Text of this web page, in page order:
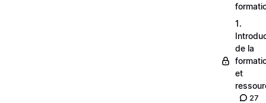
1.
de la
et
27